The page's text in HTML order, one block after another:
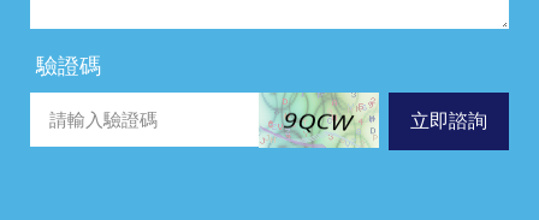
驗證碼
立即諮詢